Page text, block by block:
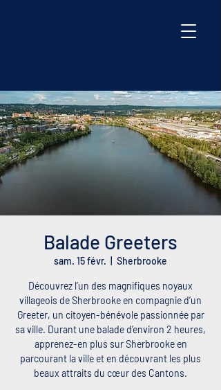
Balade Greeters
sam. 15 févr. Sherbrooke
Découvrez l’un des magnifiques noyaux
villageois de Sherbrooke en compagnie d’un
Greeter, un citoyen-bénévole passionnée par
sa ville. Durant une balade d’environ 2 heures,
apprenez-en plus sur Sherbrooke en
parcourant la ville et en découvrant les plus
beaux attraits du cœur des Cantons.